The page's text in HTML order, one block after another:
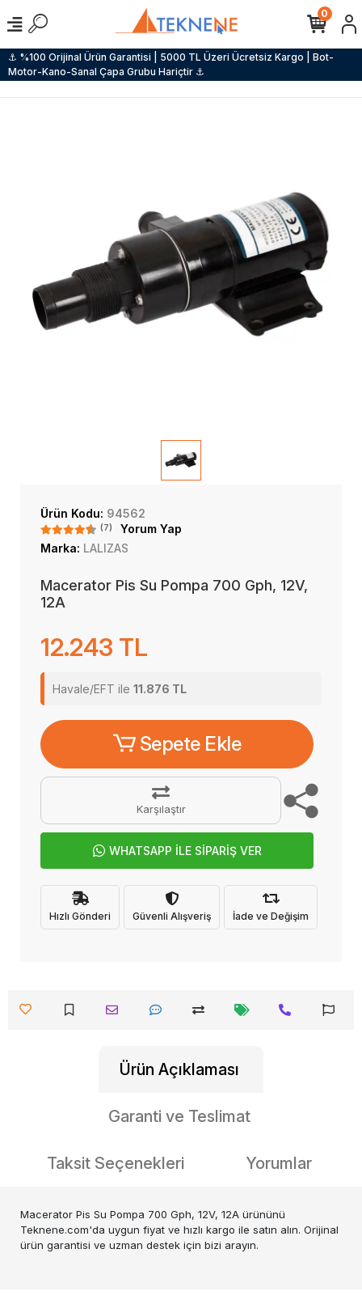
⚓ %100 Orijinal Ürün Garantisi | 5000 TL Üzeri Ücretsiz Kargo | Bot-
Motor-Kano-Sanal Çapa Grubu Hariçtir ⚓
0
Ürün Kodu: 94562
(7)
Yorum Yap
Marka: LALIZAS
Macerator Pis Su Pompa 700 Gph, 12V,
12A
12.243 TL
Havale/EFT ile 11.876 TL
Sepete Ekle
Karşılaştır
WHATSAPP İLE SİPARİŞ VER
Hızlı Gönderi Güvenli Alışveriş İade ve Değişim
Ürün Açıklaması
Garanti ve Teslimat
Taksit Seçenekleri Yorumlar
Macerator Pis Su Pompa 700 Gph, 12V, 12A ürününü
Teknene.com'da uygun fiyat ve hızlı kargo ile satın alın. Orijinal
ürün garantisi ve uzman destek için bizi arayın.